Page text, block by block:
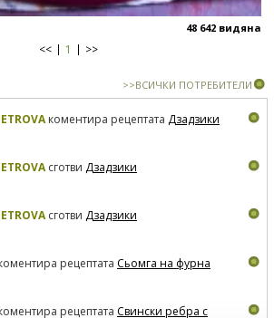
48 642 видяна
<< 1 >>
>>ВСИЧКИ ПОТРЕБИТЕЛИ
коментира рецептата Дзадзики
сготви Дзадзики
сготви Дзадзики
рецептата Сьомга на фурна
рецептата Свински ребра с